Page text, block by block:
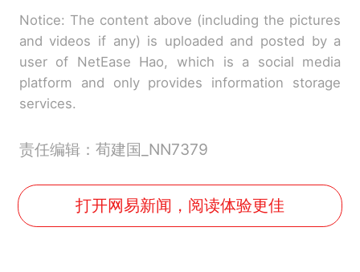
Notice: The content above (including the pictures
and videos if any) is uploaded and posted by a
user of NetEase Hao, which is a social media
platform and only provides information storage
services.
责任编辑：荀建国_NN7379
打开网易新闻，阅读体验更佳